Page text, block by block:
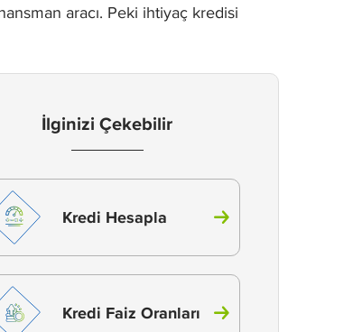
aracı. Peki ihtiyaç kredisi
İlginizi Çekebilir
Kredi Hesapla
Kredi Faiz Oranları